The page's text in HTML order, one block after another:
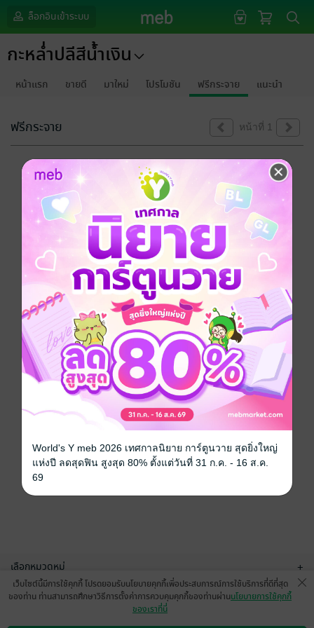
ล็อกอินเข้าระบบ
กะหล่ำปลีสีน้ำเงิน
หน้าแรก ขายดี มาใหม่ โปรโมชัน ฟรีกระจาย แนะนำ
ฟรีกระจาย หน้าที่ 1
ขออภัยด้วยนะคะ
ไม่พบข้อมูลในหัวข้อที่คุณกำลังชมค่ะ
เลือกหมวดหมู่ +
บริการช่วยเหลือ
เว็บไซต์นี้มีการใช้คุกกี้ โปรดยอมรับนโยบายคุกกี้เพื่อประสบการณ์การใช้บริการที่ดีที่สุด
ของท่าน ท่านสามารถศึกษาวิธีการตั้งค่าการควบคุมคุกกี้ของท่านผ่านนโยบายการใช้คุกกี้
ของเราที่นี่
World's Y meb 2026 เทศกาลนิยาย การ์ตูนวาย สุดยิ่งใหญ่
แห่งปี ลดสุดฟิน สูงสุด 80% ตั้งแต่วันที่ 31 ก.ค. - 16 ส.ค.
69